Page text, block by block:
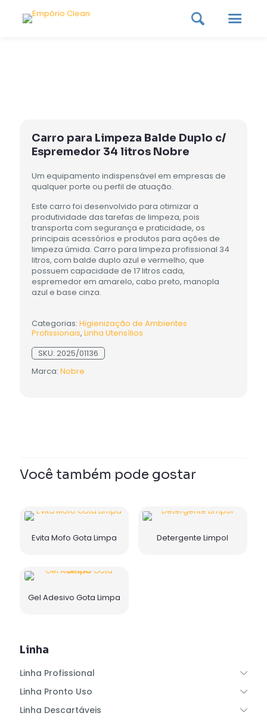
Carro para Limpeza Balde Duplo c/
Espremedor 34 litros Nobre
Um equipamento indispensável em empresas de
qualquer porte ou perfil de atuação.
Este carro foi desenvolvido para otimizar a
produtividade das tarefas de limpeza, pois
transporta com segurança e praticidade, os
principais acessórios e produtos para ações de
limpeza úmida. Carro para limpeza profissional 34
litros, com balde duplo azul e vermelho, que
possuem capacidade de 17 litros cada,
espremedor em amarelo, cabo preto, manopla
azul e base cinza.
Categorias: Higienização de Ambientes
Profissionais, Linha Utensílios
SKU: 2025/01136
Marca: Nobre
Você também pode gostar
Evita Mofo Gota Limpa Detergente Limpol
Gel Adesivo Gota Limpa
Linha
Linha Profissional
Linha Pronto Uso
Linha Descartáveis